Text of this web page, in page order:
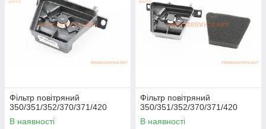
Фільтр повітряний
350/351/352/370/371/420
В наявності
Фільтр повітряний
350/351/352/370/371/420
В наявності